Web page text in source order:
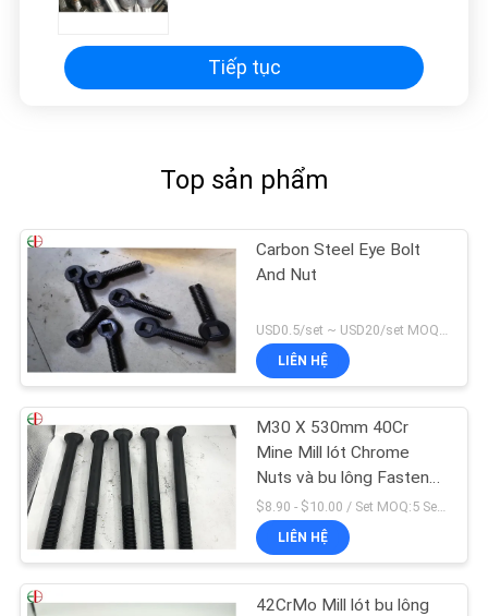
Tiếp tục
Top sản phẩm
Carbon Steel Eye Bolt
And Nut
LIÊN HỆ
M30 X 530mm 40Cr
Mine Mill lót Chrome
Nuts và bu lông Fastener
High Cr
$8.90 - $10.00 / Set MOQ:5 Seats
LIÊN HỆ
42CrMo Mill lót bu lông